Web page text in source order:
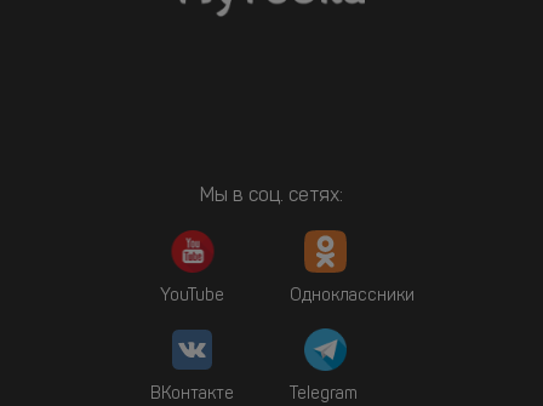
Мы в соц. сетях:
YouTube Одноклассники
ВКонтакте Telegram